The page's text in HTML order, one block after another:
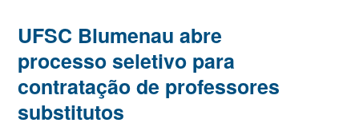
UFSC Blumenau abre
processo seletivo para
contratação de professores
substitutos